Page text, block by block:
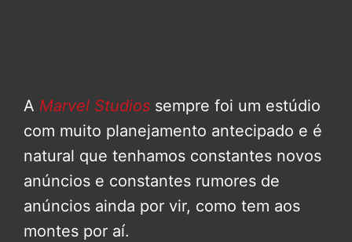
A Marvel Studios sempre foi um estúdio
com muito planejamento antecipado e é
natural que tenhamos constantes novos
anúncios e constantes rumores de
anúncios ainda por vir, como tem aos
montes por aí.